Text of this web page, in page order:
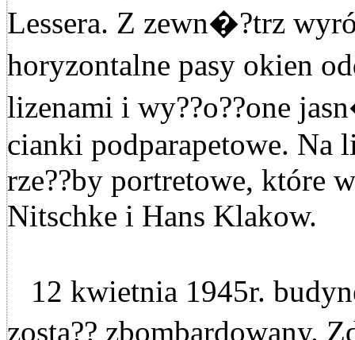
Lessera. Z zewn�?trz
horyzontalne pasy okien
lizenami i wy??o??one
cianki podparapetowe. Na
rze??by portretowe, które
Nitschke i Hans Klakow.
12 kwietnia 1945r.
zosta?? zbombardowany.